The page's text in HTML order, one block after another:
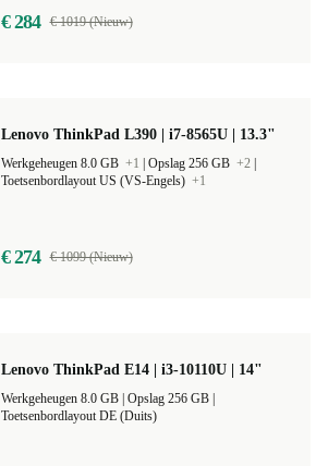
€ 284 € 1019 (Nieuw)
Lenovo ThinkPad L390 | i7-8565U | 13.3"
Werkgeheugen 8.0 GB +1 Opslag 256 GB +2
Toetsenbordlayout US (VS-Engels) +1
€ 274 € 1099 (Nieuw)
Lenovo ThinkPad E14 | i3-10110U | 14"
Toetsenbordlayout DE (Duits)